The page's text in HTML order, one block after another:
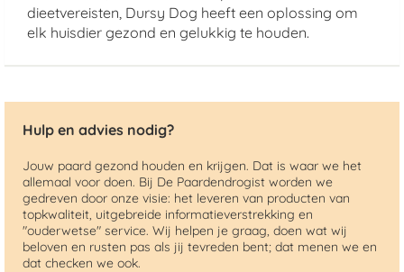
dieetvereisten, Dursy Dog heeft een oplossing om
elk huisdier gezond en gelukkig te houden.
Hulp en advies nodig?
Jouw paard gezond houden en krijgen. Dat is waar we het
allemaal voor doen. Bij De Paardendrogist worden we
gedreven door onze visie: het leveren van producten van
topkwaliteit, uitgebreide informatieverstrekking en
"ouderwetse" service. Wij helpen je graag, doen wat wij
beloven en rusten pas als jij tevreden bent; dat menen we en
dat checken we ook.